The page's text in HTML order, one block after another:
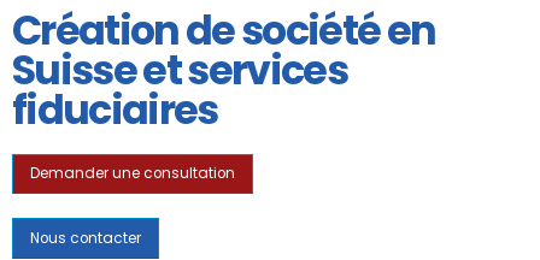
Création de société en
Suisse et services
fiduciaires
Demander une consultation
Nous contacter